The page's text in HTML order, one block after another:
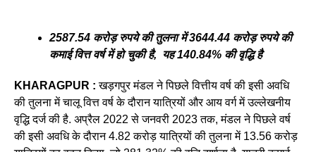
2587.54 करोड़ रुपये की तुलना में 3644.44 करोड़ रुपये की
कमाई वित्त वर्ष में हो चुकी है, यह 140.84% ​​की वृद्धि है
KHARAGPUR : खड़गपुर मंडल ने पिछले वित्तीय वर्ष की इसी अवधि
की तुलना में चालू वित्त वर्ष के दौरान यात्रियों और आय वर्ग में उल्लेखनीय
वृद्धि दर्ज की है. अप्रैल 2022 से जनवरी 2023 तक, मंडल ने पिछले वर्ष
की इसी अवधि के दौरान 4.82 करोड़ यात्रियों की तुलना में 13.56 करोड़